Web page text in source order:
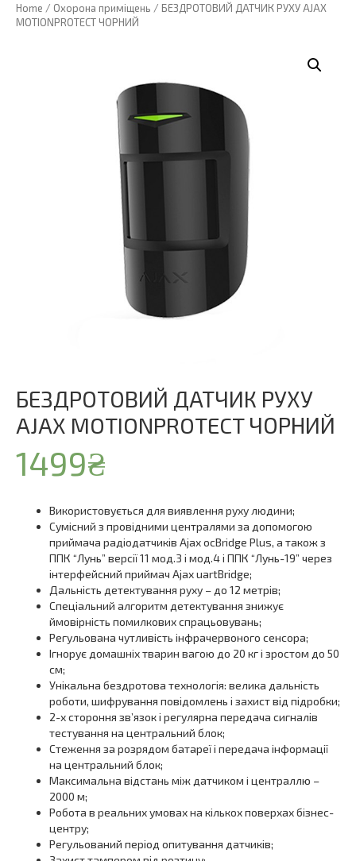
Home / Охорона приміщень / БЕЗДРОТОВИЙ ДАТЧИК РУХУ AJAX
MOTIONPROTECT ЧОРНИЙ
БЕЗДРОТОВИЙ ДАТЧИК РУХУ
AJAX MOTIONPROTECT ЧОРНИЙ
1499₴
Використовується для виявлення руху людини;
Сумісний з провідними централями за допомогою
приймача радіодатчиків Ajax ocBridge Plus, а також з
ППК “Лунь” версії 11 мод.3 і мод.4 і ППК “Лунь-19” через
інтерфейсний приймач Ajax uartBridge;
Дальність детектування руху – до 12 метрів;
Спеціальний алгоритм детектування знижує
ймовірність помилкових спрацьовувань;
Регульована чутливість інфрачервоного сенсора;
Ігнорує домашніх тварин вагою до 20 кг і зростом до 50
см;
Унікальна бездротова технологія: велика дальність
роботи, шифрування повідомлень і захист від підробки;
2-х стороння зв’язок і регулярна передача сигналів
тестування на центральний блок;
Стеження за розрядом батареї і передача інформації
на центральний блок;
Максимальна відстань між датчиком і централлю –
2000 м;
Робота в реальних умовах на кількох поверхах бізнес-
центру;
Регульований період опитування датчиків;